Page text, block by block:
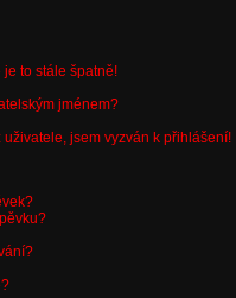
to stále špatně!
jménem?
jsem vyzván k přihlášení!